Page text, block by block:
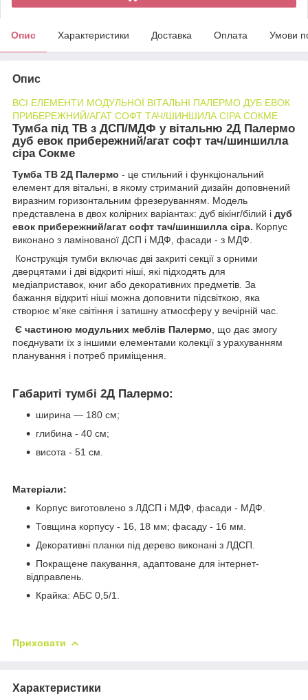
Опис Характеристики Доставка Оплата Умови
Опис
ВСІ ЕЛЕМЕНТИ МОДУЛЬНОЇ ВІТАЛЬНІ ПАЛЕРМО ДУБ ЕВОК
ПРИБЕРЕЖНИЙ/АГАТ СОФТ ТАЧ/ШИНШИЛА СІРА СОКМЕ
Тумба під ТВ з ДСП/МДФ у вітальню 2Д Палермо
дуб евок прибережний/агат софт тач/шиншилла
сіра Сокме
Тумба ТВ 2Д Палермо - це стильний і функціональний
елемент для вітальні, в якому стриманий дизайн доповнений
виразним горизонтальним фрезеруванням. Модель
представлена в двох колірних варіантах: дуб вікінг/білий і дуб
евок прибережний/агат софт тач/шиншилла сіра. Корпус
виконано з ламінованої ДСП і МДФ, фасади - з МДФ.
Конструкція тумби включає дві закриті секції з орними
дверцятами і дві відкриті ніші, які підходять для
медіаприставок, книг або декоративних предметів. За
бажання відкриті ніші можна доповнити підсвіткою, яка
створює м'яке світіння і затишну атмосферу у вечірній час.
Є частиною модульних меблів Палермо , що дає змогу
поєднувати їх з іншими елементами колекції з урахуванням
планування і потреб приміщення.
Габариті тумбі 2Д Палермо:
ширина — 180 см;
глибина - 40 см;
висота - 51 см.
Матеріали:
Корпус виготовлено з ЛДСП і МДФ, фасади - МДФ.
Товщина корпусу - 16, 18 мм; фасаду - 16 мм.
Декоративні планки під дерево виконані з ЛДСП.
Покращене пакування, адаптоване для інтернет-
відправлень.
Крайка: АБС 0,5/1.
Приховати
Характеристики